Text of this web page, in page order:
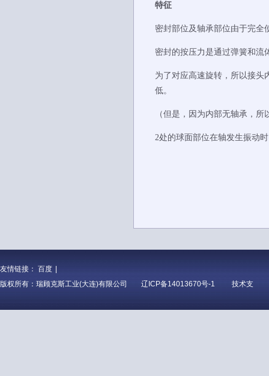
特征
密封部位及轴承部位由于完全
密封的按压力是通过弹簧和流
为了对应高速旋转，所以接头
低。
（但是，因为内部无轴承，
2处的球面部位在轴发生振动
友情链接： 百度
版权所有：瑞顾克斯工业(大连)有限公司
辽ICP备14013670号-1 技术支